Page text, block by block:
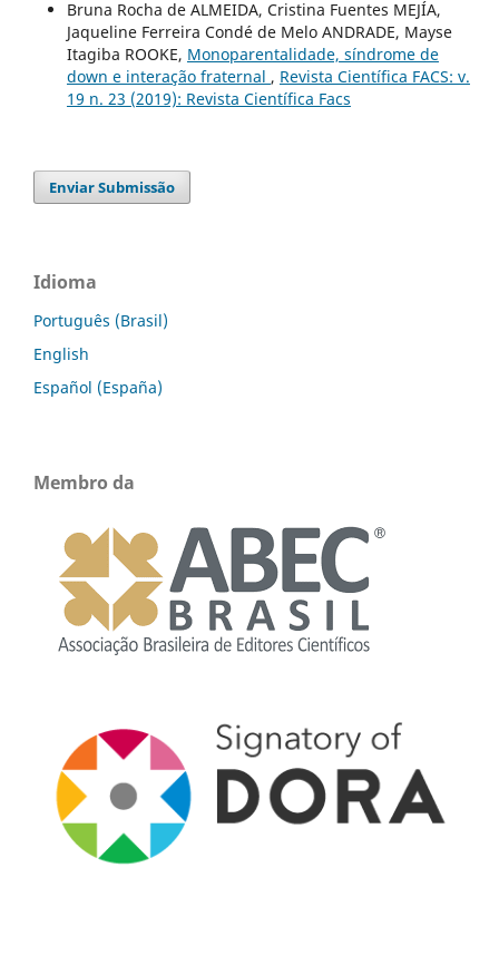
Bruna Rocha de ALMEIDA, Cristina Fuentes MEJÍA,
Jaqueline Ferreira Condé de Melo ANDRADE, Mayse
Itagiba ROOKE, Monoparentalidade, síndrome de
down e interação fraternal , Revista Científica FACS: v.
19 n. 23 (2019): Revista Científica Facs
Enviar Submissão
Idioma
Português (Brasil)
English
Español (España)
Membro da